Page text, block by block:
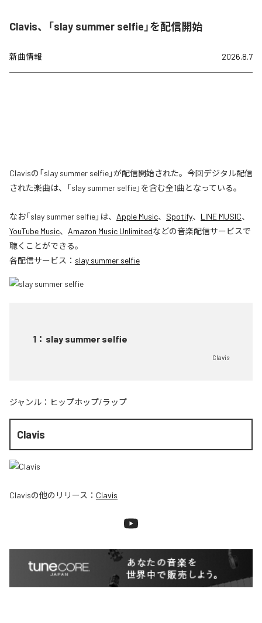
Clavis、「slay summer selfie」を配信開始
新曲情報 2026.8.7
Clavisの「slay summer selfie」が配信開始された。今回デジタル配信
された楽曲は、「slay summer selfie」を含む全1曲となっている。
なお「slay summer selfie」は、 Apple Music、 Spotify、 LINE MUSIC、
YouTube Music、 Amazon Music Unlimitedなどの音楽配信サービスで
聴くことができる。
各配信サービス： slay summer selfie
1 ： slay summer selfie
Clavis
ジャンル： ヒップホップ/ラップ
Clavis
Clavisの他のリリース： Clavis